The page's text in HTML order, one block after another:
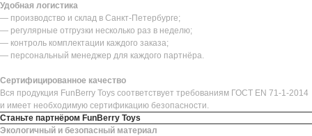
Удобная логистика
— производство и склад в Санкт-Петербурге;
— регулярные отгрузки несколько раз в неделю;
— контроль комплектации каждого заказа;
— персональный менеджер для каждого партнёра.
Сертифицированное качество
Вся продукция FunBerry Toys соответствует требованиям ГОСТ EN 71-1-2014
и имеет необходимую сертификацию безопасности.
Станьте партнёром FunBerry Toys
Экологичный и безопасный материал